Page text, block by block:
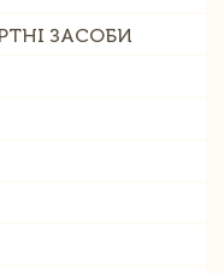
ЗАСОБИ